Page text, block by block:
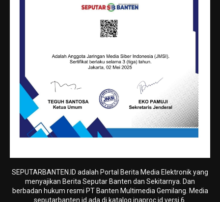
SEPUTARBANTEN.ID adalah Portal Berita Media Elektronik yang
menyajikan Berita Seputar Banten dan Sekitarnya. Dan
berbadan hukum resmi PT Banten Multimedia Gemilang. Media
seputarbanten.id ada di katalog.inaproc.id versi 6.